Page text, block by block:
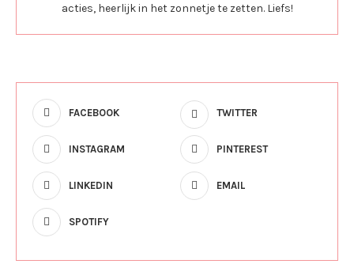
acties, heerlijk in het zonnetje te zetten. Liefs!
FACEBOOK TWITTER
INSTAGRAM PINTEREST
LINKEDIN EMAIL
SPOTIFY